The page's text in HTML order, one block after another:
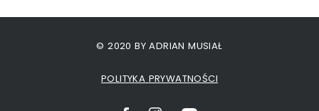
© 2020 BY ADRIAN MUSIAŁ
POLITYKA PRYWATNOŚCI